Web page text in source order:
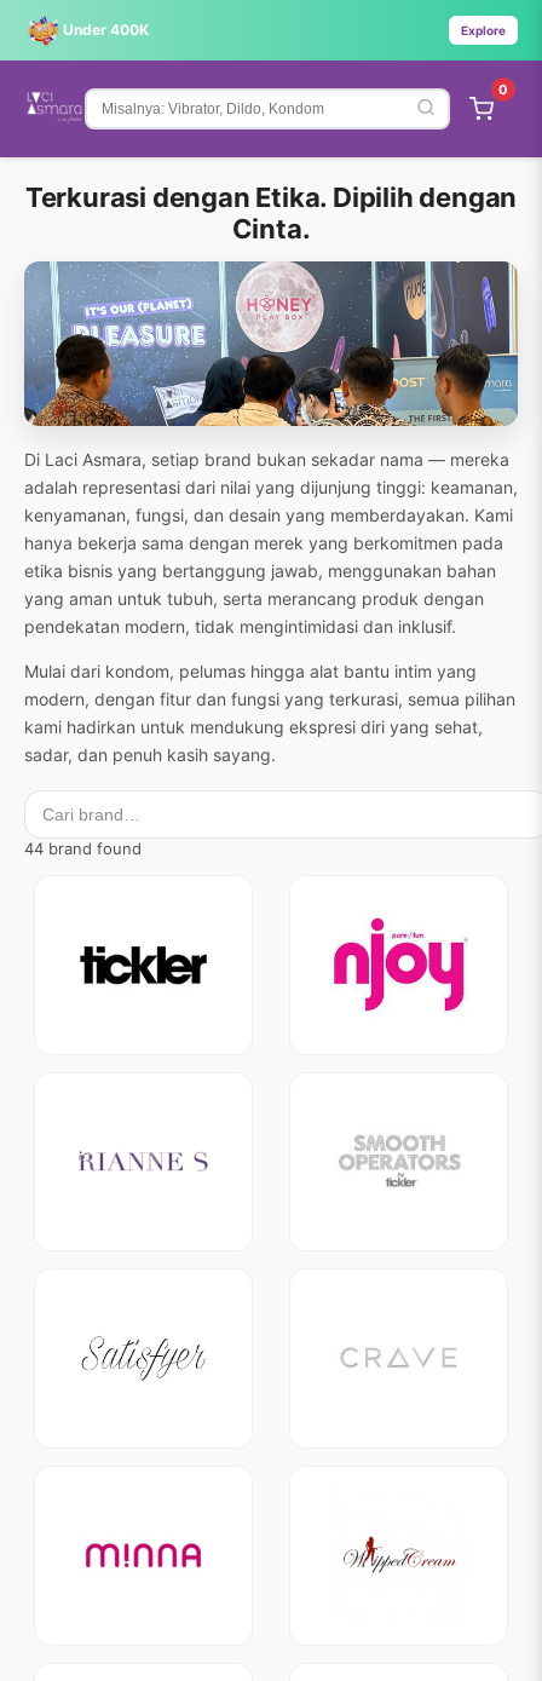
Under 400K Explore
0
Terkurasi dengan Etika. Dipilih dengan
Cinta.
Di Laci Asmara, setiap brand bukan sekadar nama — mereka
adalah representasi dari nilai yang dijunjung tinggi: keamanan,
kenyamanan, fungsi, dan desain yang memberdayakan. Kami
hanya bekerja sama dengan merek yang berkomitmen pada
etika bisnis yang bertanggung jawab, menggunakan bahan
yang aman untuk tubuh, serta merancang produk dengan
pendekatan modern, tidak mengintimidasi dan inklusif.
Mulai dari kondom, pelumas hingga alat bantu intim yang
modern, dengan fitur dan fungsi yang terkurasi, semua pilihan
kami hadirkan untuk mendukung ekspresi diri yang sehat,
sadar, dan penuh kasih sayang.
44 brand found